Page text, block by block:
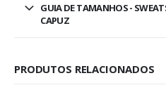
GUIA DE TAMANHOS -
CAPUZ
PRODUTOS RELACIONADOS